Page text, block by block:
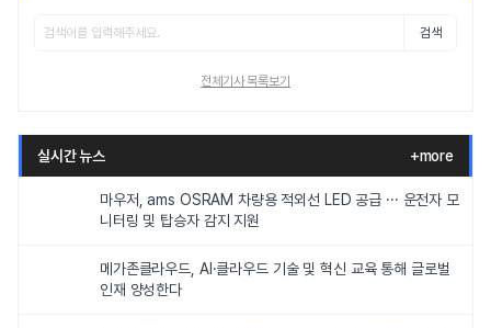
검색
전체기사 목록보기
실시간 뉴스 +more
마우저, ams OSRAM 차량용 적외선 LED 공급 ··· 운전자 모
니터링 및 탑승자 감지 지원
메가존클라우드, AI·클라우드 기술 및 혁신 교육 통해 글로벌
인재 양성한다